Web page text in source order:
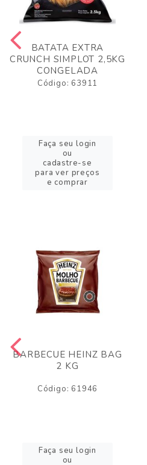
BATATA EXTRA
CRUNCH SIMPLOT 2,5KG
CONGELADA
Código: 63911
Faça seu login
ou
cadastre-se
para ver preços
e comprar
BARBECUE HEINZ BAG
2 KG
Código: 61946
Faça seu login
ou